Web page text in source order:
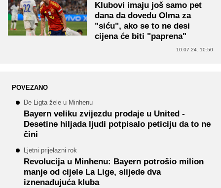
Klubovi imaju još samo pet
dana da dovedu Olma za
"siću", ako se to ne desi
cijena će biti "paprena"
10.07.24. 10:50
POVEZANO
De Ligta žele u Minhenu
Bayern veliku zvijezdu prodaje u United -
Desetine hiljada ljudi potpisalo peticiju da to ne
čini
Ljetni prijelazni rok
Revolucija u Minhenu: Bayern potrošio milion
manje od cijele La Lige, slijede dva
iznenađujuća kluba